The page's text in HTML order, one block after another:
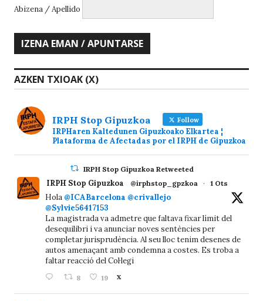
Abizena / Apellido
AZKEN TXIOAK (X)
IRPH Stop Gipuzkoa Follow
IRPHaren Kaltedunen Gipuzkoako Elkartea ¦
Plataforma de Afectadas por el IRPH de Gipuzkoa
IRPH Stop Gipuzkoa Retweeted
IRPH Stop Gipuzkoa @irphstop_gpzkoa · 1 Ots
Hola @ICABarcelona @crivallejo
@Sylvie56417153
La magistrada va admetre que faltava fixar límit del
desequilibri i va anunciar noves sentències per
completar jurisprudència. Al seu lloc tenim desenes de
autos amenaçant amb condemna a costes. Es troba a
faltar reacció del Col·legi
8 19 X